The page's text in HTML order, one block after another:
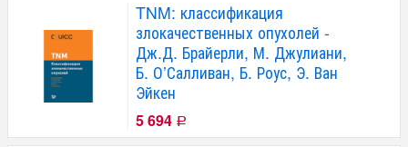
TNM: классификация
злокачественных опухолей -
Дж.Д. Брайерли, М. Джулиани,
Б. О’Салливан, Б. Роус, Э. Ван
Эйкен
5 694 Р